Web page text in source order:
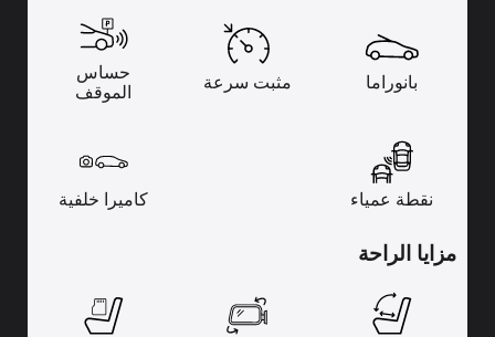
بانوراما مثبت سرعة
حساس
الموقف
نقطة عمياء كاميرا خلفية
مزايا الراحة